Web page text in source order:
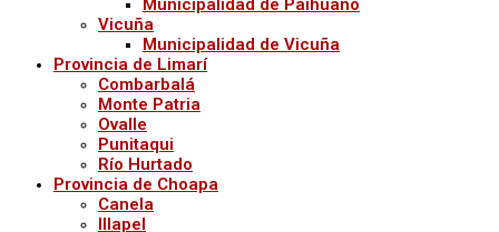
Municipalidad de Paihuano
Vicuña
Municipalidad de Vicuña
Provincia de Limarí
Combarbalá
Monte Patria
Ovalle
Punitaqui
Río Hurtado
Provincia de Choapa
Canela
Illapel